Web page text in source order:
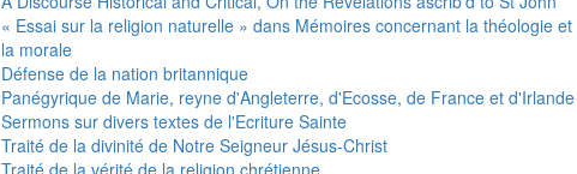
« Essai sur la religion naturelle » dans Mémoires concernant la théologie et
la morale
Défense de la nation britannique
Panégyrique de Marie, reyne d'Angleterre, d'Ecosse, de France et d'Irlande
Sermons sur divers textes de l'Ecriture Sainte
Traité de la divinité de Notre Seigneur Jésus-Christ
Traité de la vérité de la religion chrétienne